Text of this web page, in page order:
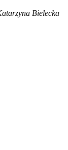
Bielecka